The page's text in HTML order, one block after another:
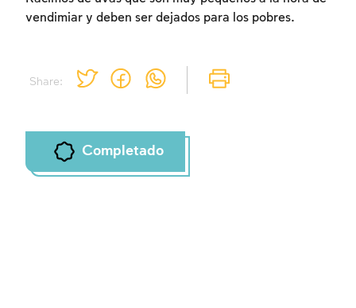
Share:
vendimiar y deben ser dejados para los pobres.
Completado